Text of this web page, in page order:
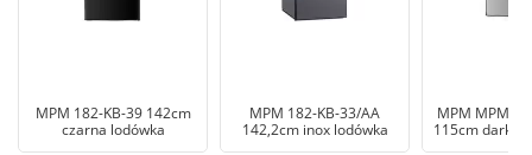
MPM 182-KB-39 142cm
czarna lodówka
MPM 182-KB-33/AA
142,2cm inox lodówka
MPM MPM-
115cm dark